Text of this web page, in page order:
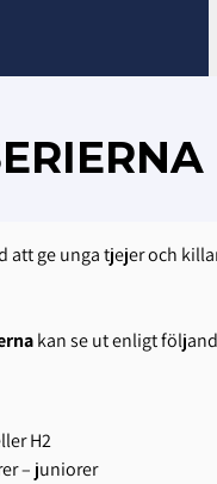
att ge unga tjejer och
kan se ut enligt
H2
– juniorer